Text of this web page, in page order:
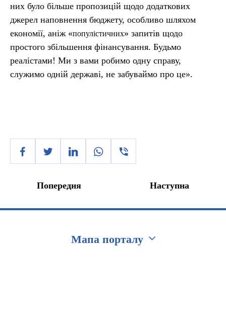
них було більше пропозицій щодо додаткових
джерел наповнення бюджету, особливо шляхом
економії, аніж «популістичних» запитів щодо
простого збільшення фінансування. Будьмо
реалістами! Ми з вами робимо одну справу,
служимо одній державі, не забуваймо про це».
Попередня Наступна
Мапа порталу